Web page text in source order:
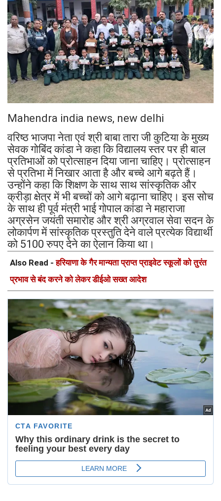
Mahendra india news, new delhi
वरिष्ठ भाजपा नेता एवं श्री बाबा तारा जी कुटिया के मुख्य
सेवक गोबिंद कांडा ने कहा कि विद्यालय स्तर पर ही बाल
प्रतिभाओं को प्रोत्साहन दिया जाना चाहिए। प्रोत्साहन
से प्रतिभा में निखार आता है और बच्चे आगे बढ़ते हैं।
उन्होंने कहा कि शिक्षण के साथ साथ सांस्कृतिक और
क्रीड़ा क्षेत्र में भी बच्चों को आगे बढ़ाना चाहिए। इस सोच
के साथ ही पूर्व मंत्री भाई गोपाल कांडा ने महाराजा
अग्रसेन जयंती समारोह और श्री अग्रवाल सेवा सदन के
लोकार्पण में सांस्कृतिक प्रस्तुति देने वाले प्रत्येक विद्यार्थी
को 5100 रुपए देने का ऐलान किया था।
Also Read -हरियाणा के गैर मान्यता प्राप्त प्राइवेट स्कूलों को तुरंत
प्रभाव से बंद करने को लेकर डीईओ सख्त आदेश